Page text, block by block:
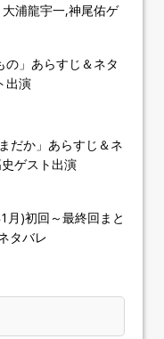
浦龍宇一,神尾佑ゲ
」あらすじ＆ネタ
出演
だか」あらすじ＆ネ
ゲスト出演
月)初回～最終回まと
タバレ